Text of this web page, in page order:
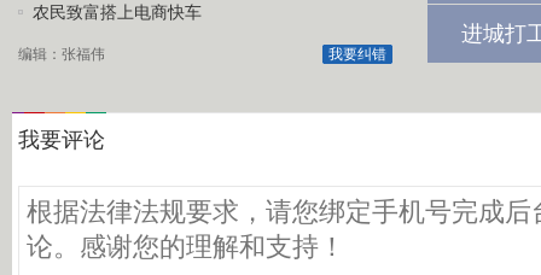
农民致富搭上电商快车
我要纠错
编辑：张福伟
进城打